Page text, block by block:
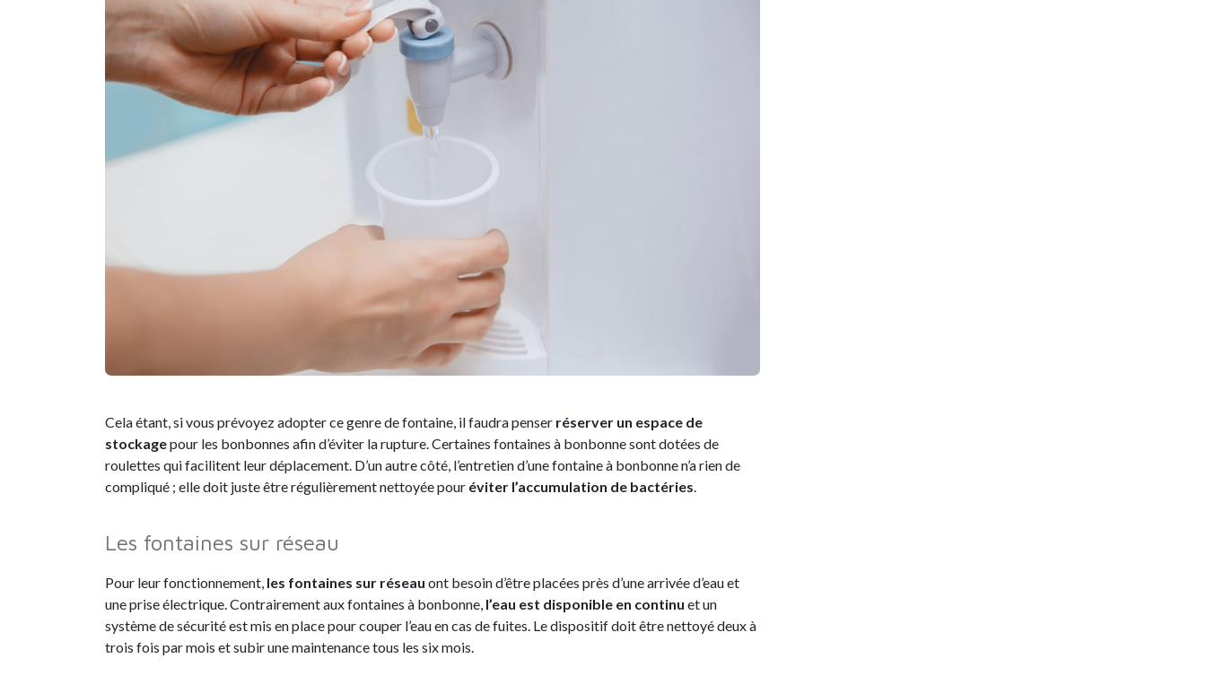
Cela étant, si vous prévoyez adopter ce genre de fontaine, il faudra penser réserver un espace de
stockagepour les bonbonnes afin d’éviter la rupture. Certaines fontaines à bonbonne sont dotées de
roulettes qui facilitent leur déplacement. D’un autre côté, l’entretien d’une fontaine à bonbonne n’a rien de
compliqué ; elle doit juste être régulièrement nettoyée pour éviter l’accumulation de bactéries
Les fontaines sur réseau
Pour leur fonctionnement, les fontaines sur réseau ont besoin d’être placées près d’une arrivée d’eau et
une prise électrique. Contrairement aux fontaines à bonbonne, l’eau est disponible en continu et un
système de sécurité est mis en place pour couper l’eau en cas de fuites. Le dispositif doit être nettoyé deux à
trois fois par mois et subir une maintenance tous les six mois.